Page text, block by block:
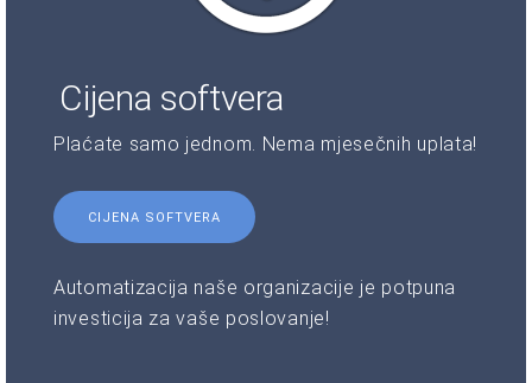
Cijena softvera
Plaćate samo jednom. Nema mjesečnih uplata!
CIJENA SOFTVERA
Automatizacija naše organizacije je potpuna
investicija za vaše poslovanje!